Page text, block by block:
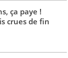
ça paye !
crues de fin